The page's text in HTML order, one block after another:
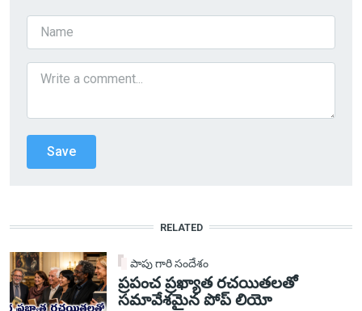
RELATED
పాపు గారి సందేశం
ప్రపంచ ప్రఖ్యాత రచయితలతో
సమావేశమైన పోప్ లియో